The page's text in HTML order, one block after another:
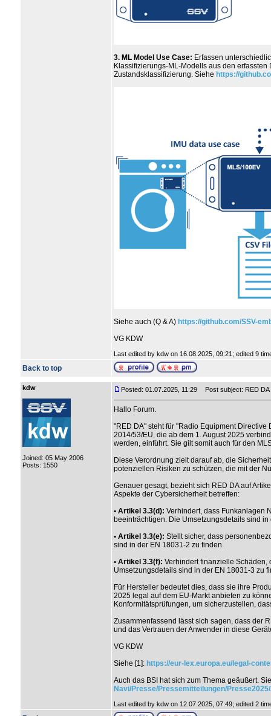
3. ML Model Use Case: Erfassen
Klassifizierungs-ML-Modells aus den
Zustandsklassifizierung. Siehe https://
Siehe auch (Q & A) https://github.com/SSV-
VG KDW
Last edited by kdw on 16.08.2025, 09:21; edited 9
Back to top
kdw
Joined: 05 May 2006
Posts: 1550
Posted: 01.07.2025, 11:29 Post subject: RED DA
Hallo Forum.
"RED DA" steht für "Radio Equipment
2014/53/EU, die ab dem 1. August 2025
werden, einführt. Sie gilt somit auch für den
Diese Verordnung zielt darauf ab, die
potenziellen Risiken zu schützen, die mit der
Genauer gesagt, bezieht sich RED DA auf
Aspekte der Cybersicherheit betreffen:
• Artikel 3.3(d): Verhindert, dass Funkanlagen
beeinträchtigen. Die Umsetzungsdetails sind
• Artikel 3.3(e): Stellt sicher, dass
sind in der EN 18031-2 zu finden.
• Artikel 3.3(f): Verhindert finanzielle Schäden,
Umsetzungsdetails sind in der EN 18031-3 zu
Für Hersteller bedeutet dies, dass sie ihre
2025 legal auf dem EU-Markt anbieten zu
Konformitätsprüfungen, um sicherzustellen,
Zusammenfassend lässt sich sagen, dass der
und das Vertrauen der Anwender in diese
VG KDW
Siehe [1]: https://eur-lex.europa.eu/legal-
Auch das BSI hat sich zum Thema geäußert.
Navi/Presse/Pressemitteilungen/
Last edited by kdw on 12.07.2025, 07:49; edited 2